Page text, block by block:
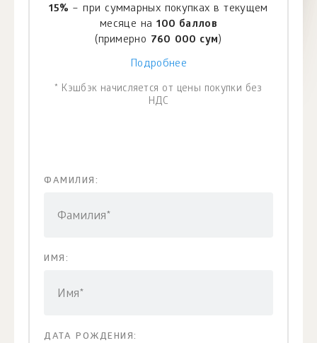
15% – при суммарных покупках в текущем
месяце на100 баллов
(примерно 760 000 сум)
Подробнее
* Кэшбэк начисляется от цены покупки без
НДС
ФАМИЛИЯ:
Фамилия*
ИМЯ:
Имя*
ДАТА РОЖДЕНИЯ: